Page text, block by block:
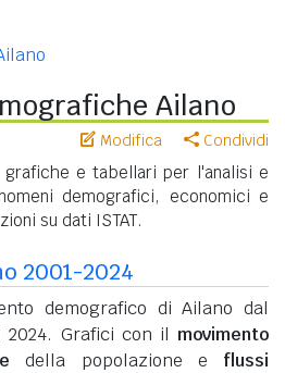
Ailano
Modifica Condividi
e tabellari per l'analisi e
demografici, economici e
su dati ISTAT.
2001-2024
demografico di Ailano dal
2024. Grafici con il movimento
della popolazione e flussi